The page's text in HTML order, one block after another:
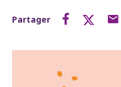
Partager